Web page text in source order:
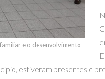
e o desenvolvimento
estiveram presentes o